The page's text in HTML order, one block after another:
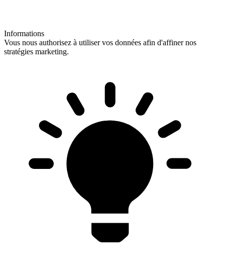
Informations
Vous nous authorisez à utiliser vos données afin d'affiner nos
stratégies marketing.